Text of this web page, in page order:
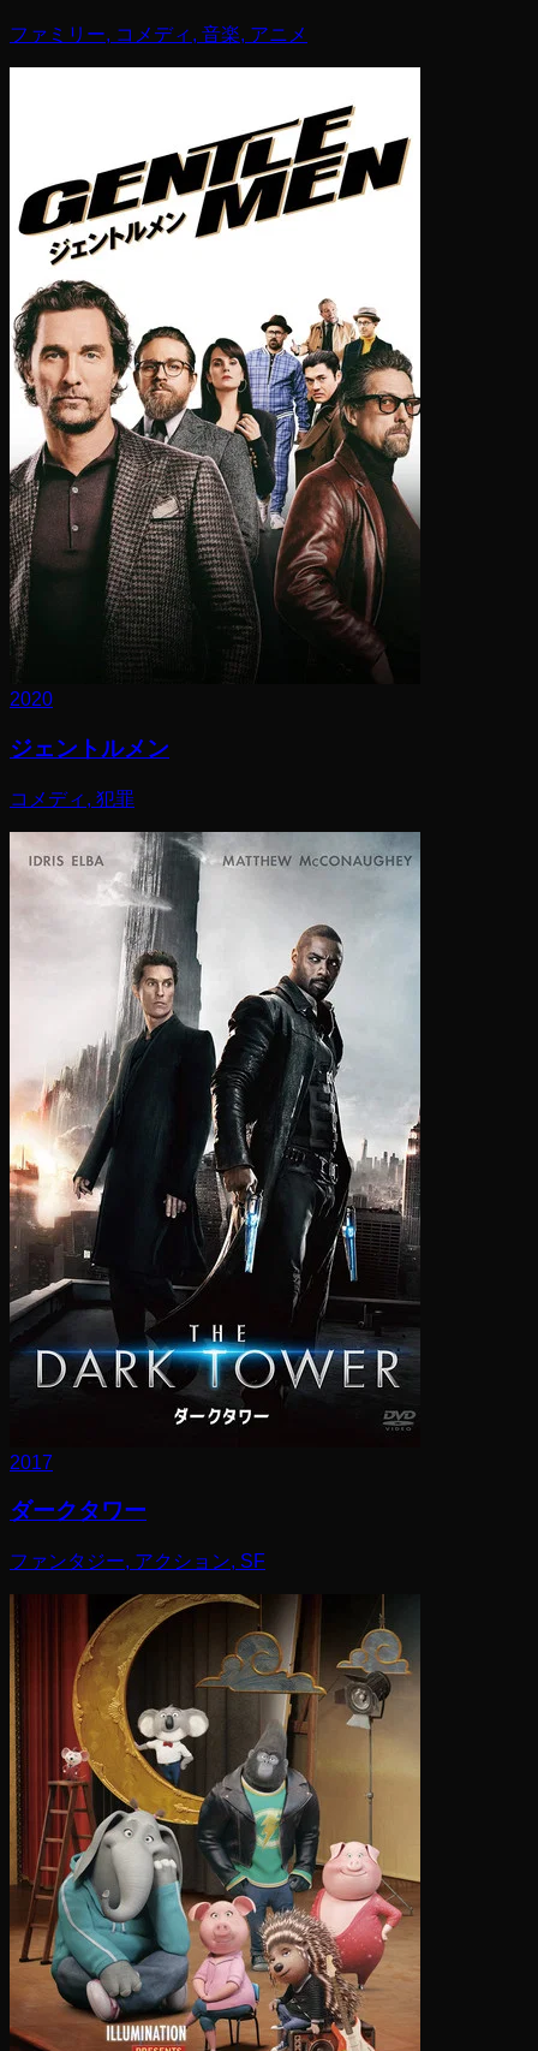
ファミリー, コメディ, 音楽, アニメ
2020
ジェントルメン
コメディ, 犯罪
2017
ダークタワー
ファンタジー, アクション, SF